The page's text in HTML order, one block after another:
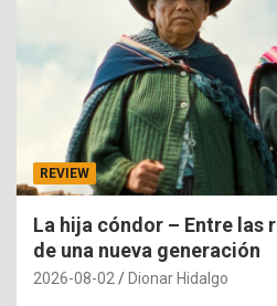
REVIEW
La hija cóndor – Entre las
de una nueva generación
2026-08-02 Dionar Hidalgo